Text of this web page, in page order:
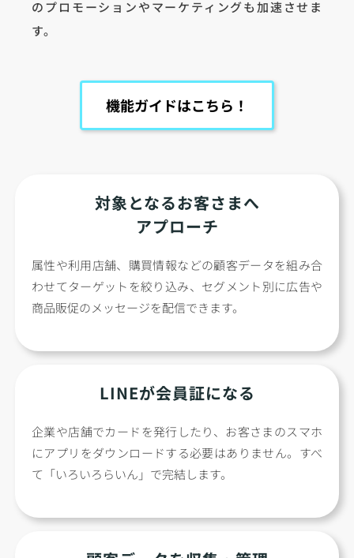
のプロモーションやマーケティングも加速させま
す。
機能ガイドはこちら！
対象となるお客さまへ
アプローチ
属性や利用店舗、購買情報などの顧客データを組み合
わせてターゲットを絞り込み、セグメント別に広告や
商品販促のメッセージを配信できます。
LINEが会員証になる
企業や店舗でカードを発行したり、お客さまのスマホ
にアプリをダウンロードする必要はありません。すべ
て「いろいろらいん」で完結します。